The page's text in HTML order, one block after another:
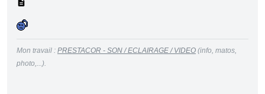
Mon travail : PRESTACOR - SON / ECLAIRAGE / VIDEO (info, matos,
photo,...).